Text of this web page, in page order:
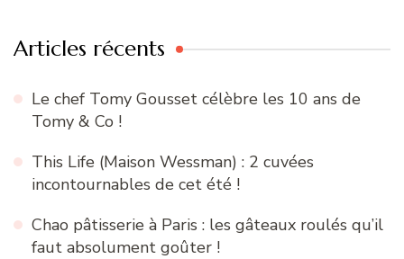
Articles récents
Le chef Tomy Gousset célèbre les 10 ans de
Tomy & Co !
This Life (Maison Wessman) : 2 cuvées
incontournables de cet été !
Chao pâtisserie à Paris : les gâteaux roulés qu’il
faut absolument goûter !